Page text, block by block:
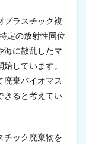
プラスチック複
定の放射性同位
海に散乱したマ
しています。
廃棄バイオマス
きると考えてい
チック廃棄物を